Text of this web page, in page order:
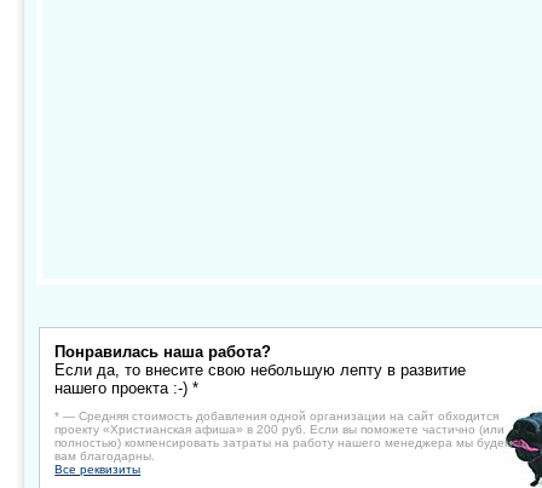
Понравилась наша работа?
Если да, то внесите свою небольшую лепту в развитие
нашего проекта :-) *
* — Средняя стоимость добавления одной организации на сайт обходится
проекту «Христианская афиша» в 200 руб. Если вы поможете частично (или
полностью) компенсировать затраты на работу нашего менеджера мы будем
вам благодарны.
Все реквизиты